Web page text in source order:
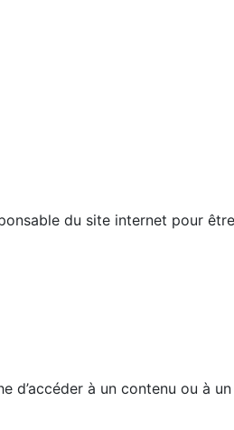
du site internet pour être
d’accéder à un contenu ou à